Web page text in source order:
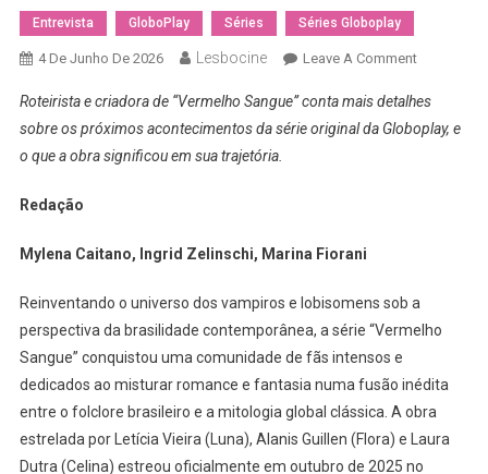
Entrevista GloboPlay Séries Séries Globoplay
4 De Junho De 2026 Lesbocine Leave A CommentOn
Aí
Em
Segunda
Temporada
Vermelho
Sangue,
Sua
Roteirista e criadora de “Vermelho Sangue” conta mais detalhes
sobre os próximos acontecimentos da série original da Globoplay, e
o que a obra significou em sua trajetória.
Redação
Mylena Caitano, Ingrid Zelinschi, Marina Fiorani
Reinventando o universo dos vampiros e lobisomens sob a
perspectiva da brasilidade contemporânea, a série “Vermelho
Sangue” conquistou uma comunidade de fãs intensos e
dedicados ao misturar romance e fantasia numa fusão inédita
entre o folclore brasileiro e a mitologia global clássica. A obra
estrelada por Letícia Vieira (Luna), Alanis Guillen (Flora) e Laura
Dutra (Celina) estreou oficialmente em outubro de 2025 no